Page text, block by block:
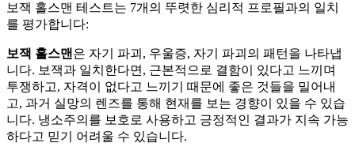
보잭 홀스맨 테스트는 7개의 뚜렷한 심리적 프로필과의 일치
를 평가합니다:
보잭 홀스맨은 자기 파괴, 우울증, 자기 파괴의 패턴을 나타냅
니다. 보잭과 일치한다면, 근본적으로 결함이 있다고 느끼며
투쟁하고, 자격이 없다고 느끼기 때문에 좋은 것들을 밀어내
고, 과거 실망의 렌즈를 통해 현재를 보는 경향이 있을 수 있습
니다. 냉소주의를 보호로 사용하고 긍정적인 결과가 지속 가능
하다고 믿기 어려울 수 있습니다.